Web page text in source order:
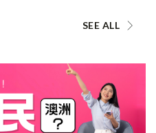
SEE ALL